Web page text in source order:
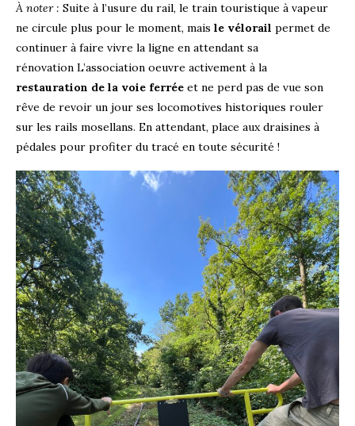
À noter : Suite à l’usure du rail, le train touristique à vapeur
ne circule plus pour le moment, mais le vélorail permet de
continuer à faire vivre la ligne en attendant sa
rénovation L’association oeuvre activement à la
restauration de la voie ferrée et ne perd pas de vue son
rêve de revoir un jour ses locomotives historiques rouler
sur les rails mosellans. En attendant, place aux draisines à
pédales pour profiter du tracé en toute sécurité !